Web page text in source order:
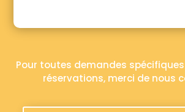
Pour toutes demandes
réservations, merci de nous